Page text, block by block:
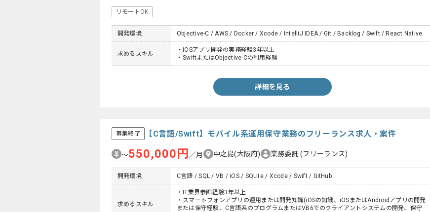
リモートOK
開発環境 Objective-C / AWS / Docker / Xcode / IntelliJ IDEA / Git / Backlog / Swift / React Native
求めるスキル
・iOSアプリ開発の実務経験3年以上
・SwiftまたはObjective-Cの利用経験
詳細を見る
募集終了 【C言語/Swift】モバイル系運用保守業務のフリーランス求人・案件
〜550,000円 ／月 中之島(大阪府) 業務委託(フリーランス)
開発環境 C言語 / SQL / VB / iOS / SQLite / Xcode / Swift / GitHub
求めるスキル
・IT業界参画経験3年以上
・スマートフォンアプリの運用または開発知識(iOSの知識、iOSまたはAndroidアプリの開発
または保守経験、C言語系のプログラムまたはVB6でのクライアントシステムの開発、保守